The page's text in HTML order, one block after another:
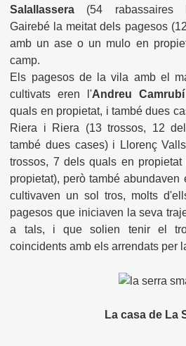
Salallassera (54 rabassaires
Gairebé la meitat dels pagesos
amb un ase o un mulo en
camp.
Els pagesos de la vila amb el
cultivats eren l'Andreu
quals en propietat, i també dues
Riera i Riera (13 trossos, 12
també dues cases) i Llorenç
trossos, 7 dels quals en
propietat), però també
cultivaven un sol tros, molts
pagesos que iniciaven la seva
a tals, i que solien tenir el
coincidents amb els arrendats per
La casa de La